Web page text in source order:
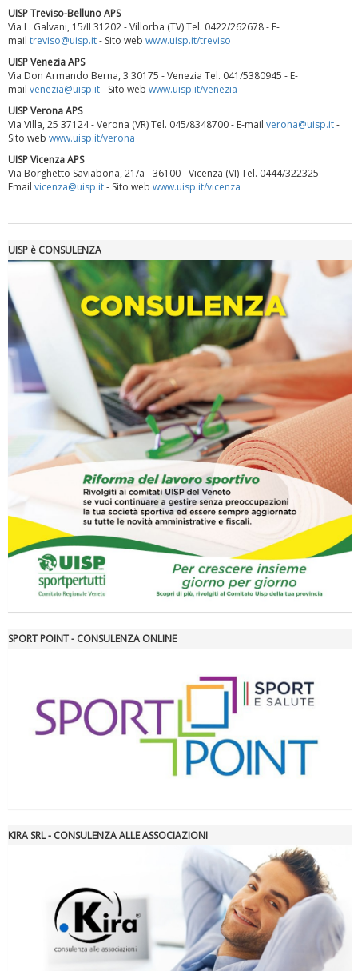
Tiziano Pesce a Radio InBlu2000 traccia il bilancio della stagione
Ddl Lobby, Uisp: “Il Parlamento valorizzi le nostre specificità"
La formazione Uisp rallenta ma prosegue anche in estate
Tiziano Pesce nel Cda di Fondazione Terzjus: prima riunione a
UISP Treviso-Belluno APS
Via L. Galvani, 15/II 31202 - Villorba (TV) Tel. 0422/262678 - E-
mail treviso@uisp.it- Sito web www.uisp.it/treviso
UISP Venezia APS
Via Don Armando Berna, 3 30175 - Venezia Tel. 041/5380945 - E-
mail venezia@uisp.it- Sito web www.uisp.it/venezia
UISP Verona APS
Via Villa, 25 37124 - Verona (VR) Tel. 045/8348700 - E-mail verona@uisp.it-
Sito web www.uisp.it/verona
UISP Vicenza APS
Via Borghetto Saviabona, 21/a - 36100 - Vicenza (VI) Tel. 0444/322325 -
Email vicenza@uisp.it- Sito web www.uisp.it/vicenza
UISP è CONSULENZA
SPORT POINT - CONSULENZA ONLINE
KIRA SRL - CONSULENZA ALLE ASSOCIAZIONI